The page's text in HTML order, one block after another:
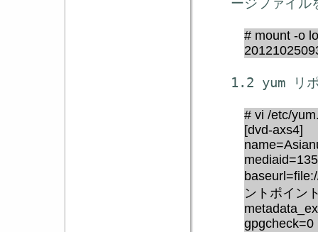
ージファイ
# mount -o
1.2 yum リポ
# vi /etc/
[dvd-axs4]
ントポイン
gpgcheck=0